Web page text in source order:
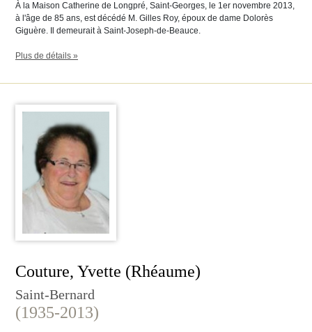
À la Maison Catherine de Longpré, Saint-Georges, le 1er novembre 2013,
à l'âge de 85 ans, est décédé M. Gilles Roy, époux de dame Dolorès
Giguère. Il demeurait à Saint-Joseph-de-Beauce.
Plus de détails »
Couture, Yvette (Rhéaume)
Saint-Bernard
(1935-2013)